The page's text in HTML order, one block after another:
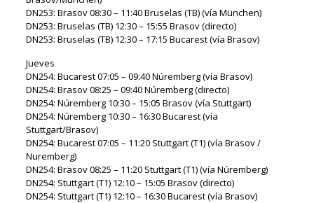
DN253: Brasov 08:30 – 11:40 Bruselas (TB) (vía München)
DN253: Bruselas (TB) 12:30 – 15:55 Brasov (directo)
DN253: Bruselas (TB) 12:30 – 17:15 Bucarest (vía Brasov)
Jueves
DN254: Bucarest 07:05 – 09:40 Núremberg (vía Brasov)
DN254: Brasov 08:25 – 09:40 Núremberg (directo)
DN254: Núremberg 10:30 – 15:05 Brasov (vía Stuttgart)
DN254: Núremberg 10:30 – 16:30 Bucarest (vía
Stuttgart/Brasov)
DN254: Bucarest 07:05 – 11:20 Stuttgart (T1) (vía Brasov /
Nuremberg)
DN254: Brasov 08:25 – 11:20 Stuttgart (T1) (vía Núremberg)
DN254: Stuttgart (T1) 12:10 – 15:05 Brasov (directo)
DN254: Stuttgart (T1) 12:10 – 16:30 Bucarest (vía Brasov)